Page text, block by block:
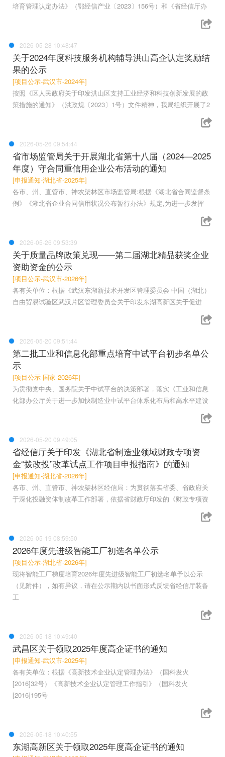
培育管理认定办法》（鄂经信产业〔2023〕156号）和《省经信厅办
2026-05-28 10:48:47
关于2024年度科技服务机构辅导洪山高企认定奖励结
果的公示
[项目公示-武汉市-2024年]
按照《区人民政府关于印发洪山区支持工业经济和科技创新发展的政
策措施的通知》（洪政规〔2023〕1号）文件精神，我局组织开展了2
2026-05-26 09:54:44
省市场监管局关于开展湖北省第十八届（2024—2025
年度）守合同重信用企业公布活动的通知
[申报通知-湖北省-2025年]
各市、州、直管市、神农架林区市场监管局:根据《湖北省合同监督条
例》《湖北省企业合同信用状况公布暂行办法》规定,为进一步发挥
2026-05-26 09:53:39
关于质量品牌政策兑现——第二届湖北精品获奖企业
资助资金的公示
[项目公示-武汉市-2026年]
各有关单位：根据《武汉东湖新技术开发区管理委员会 中国（湖北）
自由贸易试验区武汉片区管理委员会关于印发东湖高新区关于促进
2026-05-20 09:51:44
第二批工业和信息化部重点培育中试平台初步名单公
示
[项目公示-国家-2026年]
为贯彻党中央、国务院关于中试平台的决策部署，落实《工业和信息
化部办公厅关于进一步加快制造业中试平台体系化布局和高水平建设
2026-05-20 09:49:05
省经信厅关于印发《湖北省制造业领域财政专项资
金“拨改投”改革试点工作项目申报指南》的通知
[申报通知-湖北省-2026年]
各市、州、直管市、神农架林区经信局：为贯彻落实省委、省政府关
于深化投融资体制改革工作部署，依据省财政厅印发的《财政专项资
2026-05-19 08:59:50
2026年度先进级智能工厂初选名单公示
[项目公示-湖北省-2026年]
现将智能工厂梯度培育2026年度先进级智能工厂初选名单予以公示
（见附件），如有异议，请在公示期内以书面形式反馈省经信厅装备
工
2026-05-18 10:49:40
武昌区关于领取2025年度高企证书的通知
[申报通知-武汉市-2025年]
各有关单位：根据《高新技术企业认定管理办法》（国科发火
[2016]32号）《高新技术企业认定管理工作指引》（国科发火
[2016]195号
2026-05-18 10:40:55
东湖高新区关于领取2025年度高企证书的通知